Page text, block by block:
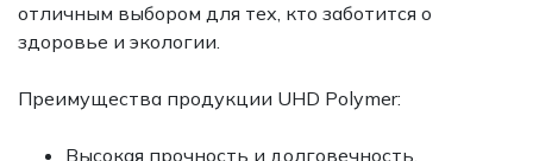
отличным выбором для тех, кто заботится о
здоровье и экологии.
Преимущества продукции UHD Polymer:
Высокая прочность и долговечность.